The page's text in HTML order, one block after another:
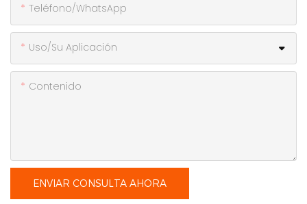
Teléfono/WhatsApp
Uso/Su Aplicación
Contenido
ENVIAR CONSULTA AHORA